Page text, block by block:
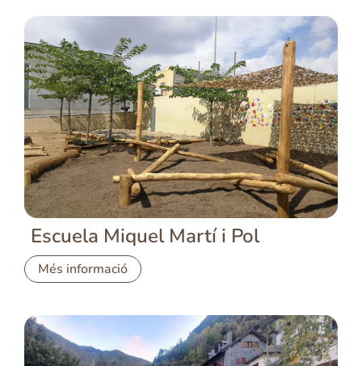
Escuela Miquel Martí i Pol
Més informació